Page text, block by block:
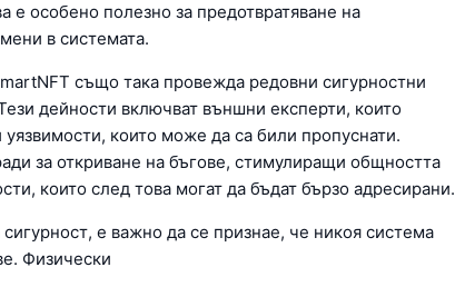
е особено полезно за предотвратяване на
в системата.
също така провежда редовни сигурностни
дейности включват външни експерти, които
уязвимости, които може да са били пропуснати.
за откриване на бъгове, стимулиращи общността
които след това могат да бъдат бързо адресирани.
е важно да се признае, че никоя система
Физически